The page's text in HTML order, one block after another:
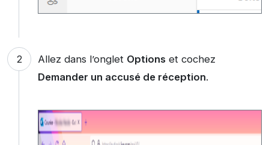
Allez dans l’onglet Optionset cochez
Demander un accusé de réception.